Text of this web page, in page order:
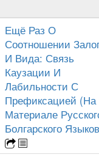
Ещё Раз О
Соотношении
И Вида: Связь
Каузации И
Лабильности С
Префиксацией (На
Материале
Болгарского